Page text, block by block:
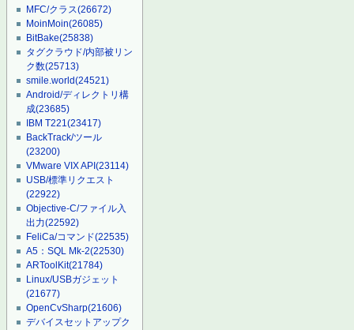
MFC/クラス(26672)
MoinMoin(26085)
BitBake(25838)
タグクラウド/内部被リン
ク数(25713)
smile.world(24521)
Android/ディレクトリ構
成(23685)
IBM T221(23417)
BackTrack/ツール
(23200)
VMware VIX API(23114)
USB/標準リクエスト
(22922)
Objective-C/ファイル入
出力(22592)
FeliCa/コマンド(22535)
A5：SQL Mk-2(22530)
ARToolKit(21784)
Linux/USBガジェット
(21677)
OpenCvSharp(21606)
デバイスセットアップク